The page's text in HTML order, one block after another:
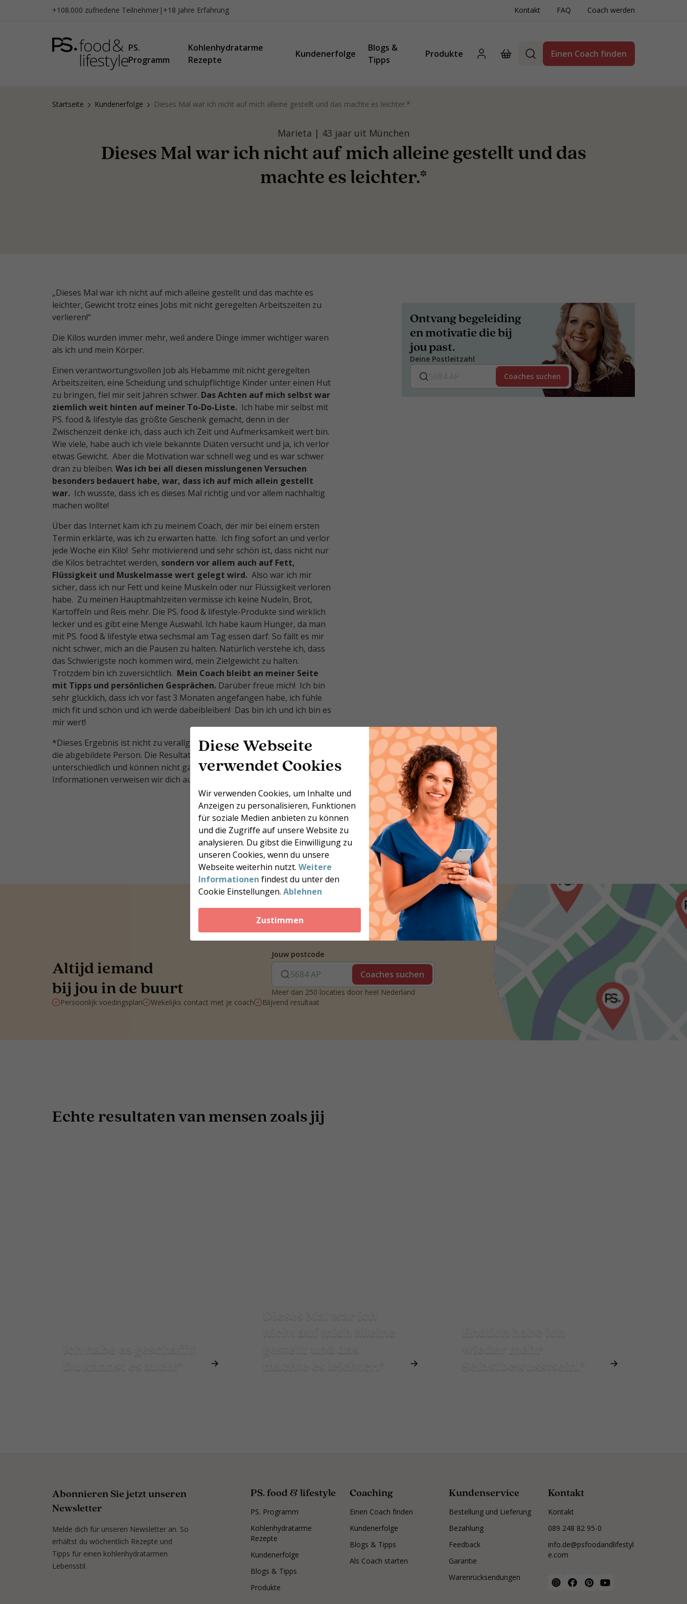
Diese Webseite
verwendet Cookies
Wir verwenden Cookies, um Inhalte und
Anzeigen zu personalisieren, Funktionen
für soziale Medien anbieten zu können
und die Zugriffe auf unsere Website zu
analysieren. Du gibst die Einwilligung zu
unseren Cookies, wenn du unsere
Webseite weiterhin nutzt. Weitere
Informationen findest du unter den
Cookie Einstellungen. Ablehnen
Zustimmen
+108.000 zufriedene Teilnehmer | +18 Jahre Erfahrung Kontakt FAQ Coach werden
PS.
Programm
Kohlenhydratarme
Rezepte
Kundenerfolge
Blogs &
Tipps
Produkte Einen Coach finden
Startseite Kundenerfolge Dieses Mal war ich nicht auf mich alleine gestellt und das machte es leichter.*
Marieta | 43 jaar uit München
Dieses Mal war ich nicht auf mich alleine gestellt und das
machte es leichter.*
„Dieses Mal war ich nicht auf mich alleine gestellt und das machte es
leichter, Gewicht trotz eines Jobs mit nicht geregelten Arbeitszeiten zu
verlieren!“
Die Kilos wurden immer mehr, weil andere Dinge immer wichtiger waren
als ich und mein Körper.
Einen verantwortungsvollen Job als Hebamme mit nicht geregelten
Arbeitszeiten, eine Scheidung und schulpflichtige Kinder unter einen Hut
zu bringen, fiel mir seit Jahren schwer. Das Achten auf mich selbst war
ziemlich weit hinten auf meiner To-Do-Liste. Ich habe mir selbst mit
PS. food & lifestyle das größte Geschenk gemacht, denn in der
Zwischenzeit denke ich, dass auch ich Zeit und Aufmerksamkeit wert bin.
Wie viele, habe auch ich viele bekannte Diäten versucht und ja, ich verlor
etwas Gewicht. Aber die Motivation war schnell weg und es war schwer
dran zu bleiben. Was ich bei all diesen misslungenen Versuchen
besonders bedauert habe, war, dass ich auf mich allein gestellt
war. Ich wusste, dass ich es dieses Mal richtig und vor allem nachhaltig
machen wollte!
Über das Internet kam ich zu meinem Coach, der mir bei einem ersten
Termin erklärte, was ich zu erwarten hatte. Ich fing sofort an und verlor
jede Woche ein Kilo! Sehr motivierend und sehr schön ist, dass nicht nur
die Kilos betrachtet werden, sondern vor allem auch auf Fett,
Flüssigkeit und Muskelmasse wert gelegt wird. Also war ich mir
sicher, dass ich nur Fett und keine Muskeln oder nur Flüssigkeit verloren
habe. Zu meinen Hauptmahlzeiten vermisse ich keine Nudeln, Brot,
Kartoffeln und Reis mehr. Die PS. food & lifestyle-Produkte sind wirklich
lecker und es gibt eine Menge Auswahl. Ich habe kaum Hunger, da man
mit PS. food & lifestyle etwa sechsmal am Tag essen darf. So fällt es mir
nicht schwer, mich an die Pausen zu halten. Natürlich verstehe ich, dass
das Schwierigste noch kommen wird, mein Zielgewicht zu halten.
Trotzdem bin ich zuversichtlich. Mein Coach bleibt an meiner Seite
mit Tipps und persönlichen Gesprächen. Darüber freue mich! Ich bin
sehr glücklich, dass ich vor fast 3 Monaten angefangen habe, ich fühle
mich fit und schön und ich werde dabeibleiben! Das bin ich und ich bin es
mir wert!
*Dieses Ergebnis ist nicht zu verallgemeinern und bezieht sich nur auf
die abgebildete Person. Die Resultate sind von Person zu Person
unterschiedlich und können nicht garantiert werden. Für weitere
Informationen verweisen wir dich auf unser Impressum.
Ontvang begeleiding
en motivatie die bij
jou past.
Deine Postleitzahl
Coaches suchen
Altijd iemand
bij jou in de buurt
Jouw postcode
Coaches suchen
Meer dan 250 locaties door heel Nederland
Persoonlijk voedingsplan
Wekelijks contact met je coach Blijvend resultaat
Echte resultaten van mensen zoals jij
Abonnieren Sie jetzt unseren
Newsletter
Melde dich für unseren Newsletter an. So
erhältst du wöchentlich Rezepte und
Tipps für einen kohlenhydratarmen
Lebensstil.
PS. food & lifestyle
PS. Programm
Kohlenhydratarme
Rezepte
Kundenerfolge
Blogs & Tipps
Produkte
Coaching
Einen Coach finden
Kundenerfolge
Blogs & Tipps
Als Coach starten
Kundenservice
Bestellung und Lieferung
Bezahlung
Feedback
Garantie
Warenrücksendungen
Kontakt
Kontakt
089 248 82 95-0
info.de@psfoodandlifestyl
e.com